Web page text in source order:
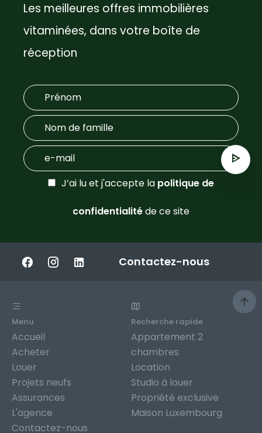
Les meilleures offres immobilières
vitaminées, dans votre boîte de
réception
J’ai lu et j'accepte la politique de
confidentialitéde ce site
Contactez-nous
Menu
Accueil
Acheter
Louer
Projets neufs
Assurances
L'agence
Contactez-nous
Recherche rapide
Appartement 2
chambres
Location
Studio à louer
Propriété exclusive
Maison Luxembourg